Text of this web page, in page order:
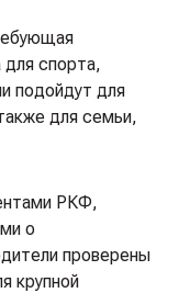
для спорта,
подойдут для
для семьи,
РКФ,
о
проверены
крупной